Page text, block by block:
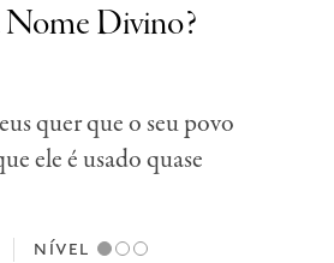
Nome Divino?
quer que o seu povo
ele é usado quase
nível